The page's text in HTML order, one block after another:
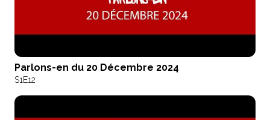
Parlons-en du 20 Décembre 2024
S1E12